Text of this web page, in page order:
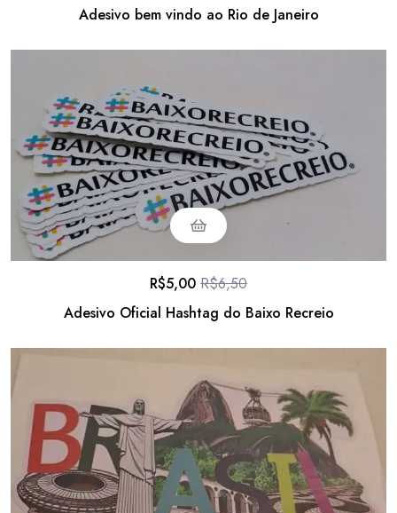
Adesivo bem vindo ao Rio de Janeiro
Adesivo Oficial Hashtag do Baixo Recreio
R$6,50
R$5,00